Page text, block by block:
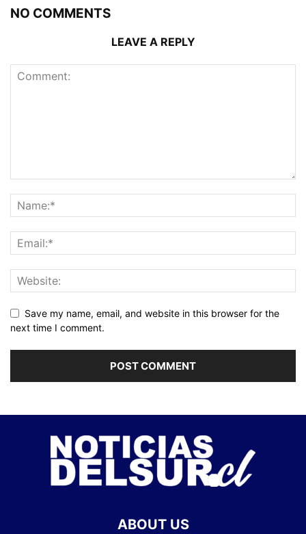
NO COMMENTS
LEAVE A REPLY
Save my name, email, and website in this browser for the
next time I comment.
ABOUT US